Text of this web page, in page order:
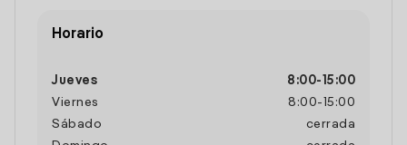
Horario
Jueves 8:00- 15:00
Viernes
8:00- 15:00
Sábado
cerrada